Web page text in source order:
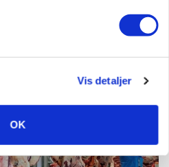
Vis detaljer
OK